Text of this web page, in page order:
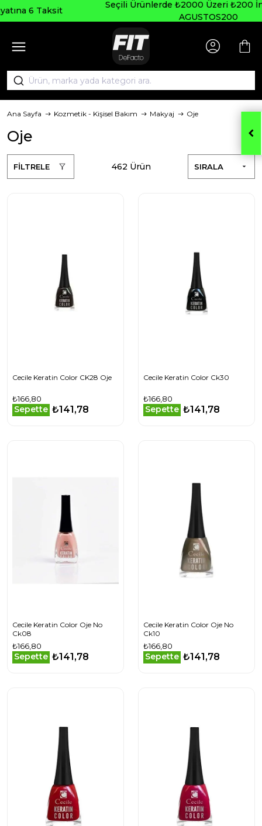
Seçili Ürünlerde ₺2000 Üzeri ₺200 İndirim Kodu:
Ana Sayfa Kozmetik - Kişisel Bakım Makyaj Oje
Oje
FİLTRELE SIRALA
462 Ürün
Cecile Keratin Color CK28 Oje
₺166,80
Sepette ₺141,78
Cecile Keratin Color Ck30
₺166,80
Sepette ₺141,78
Cecile Keratin Color Oje No
Ck08
₺166,80
Sepette ₺141,78
Cecile Keratin Color Oje No
Ck10
₺166,80
Sepette ₺141,78